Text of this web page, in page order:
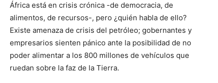
África está en crisis crónica -de democracia, de
alimentos, de recursos-, pero ¿quién habla de ello?
Existe amenaza de crisis del petróleo; gobernantes y
empresarios sienten pánico ante la posibilidad de no
poder alimentar a los 800 millones de vehículos que
ruedan sobre la faz de la Tierra.